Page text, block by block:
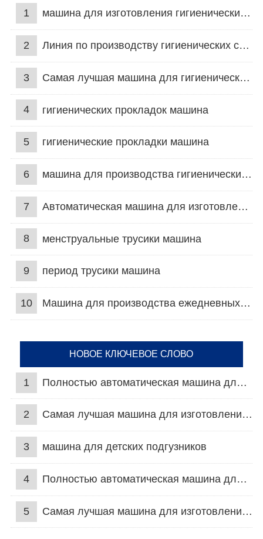
1 машина для изготовления гигиенических салфеток
2 Линия по производству гигиенических салфеток
3 Самая лучшая машина для гигиенических салфеток
4 гигиенических прокладок машина
5 гигиенические прокладки машина
6 машина для производства гигиенических прокладок
7 Автоматическая машина для изготовления гигиенических прокладок
8 менструальные трусики машина
9 период трусики машина
10 Машина для производства ежедневных прокладок
НОВОЕ КЛЮЧЕВОЕ СЛОВО
1 Полностью автоматическая машина для подгузников для взрослых
2 Самая лучшая машина для изготовления подгузников
3 машина для детских подгузников
4 Полностью автоматическая машина для подгузников для взрослых
5 Самая лучшая машина для изготовления подгузников